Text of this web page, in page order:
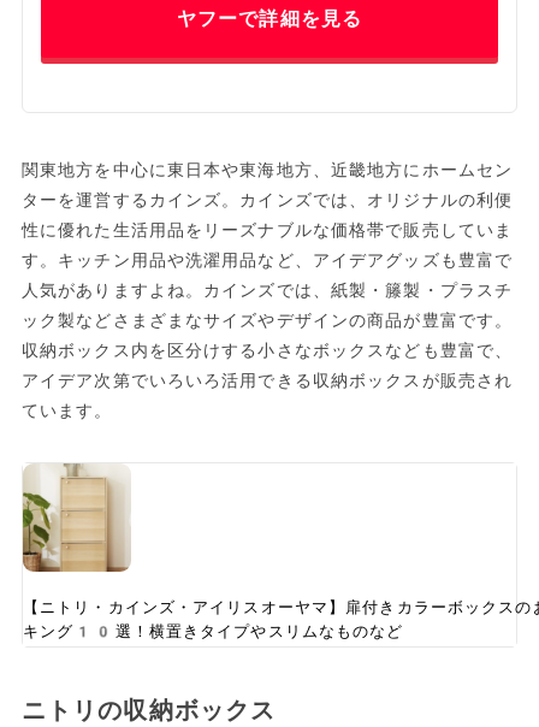
ヤフーで詳細を見る
関東地方を中心に東日本や東海地方、近畿地方にホームセン
ターを運営するカインズ。カインズでは、オリジナルの利便
性に優れた生活用品をリーズナブルな価格帯で販売していま
す。キッチン用品や洗濯用品など、アイデアグッズも豊富で
人気がありますよね。カインズでは、紙製・籐製・プラスチ
ック製などさまざまなサイズやデザインの商品が豊富です。
収納ボックス内を区分けする小さなボックスなども豊富で、
アイデア次第でいろいろ活用できる収納ボックスが販売され
ています。
【ニトリ・カインズ・アイリスオーヤマ】扉付きカラーボックス
キング10選！横置きタイプやスリムなものなど
ニトリの収納ボックス